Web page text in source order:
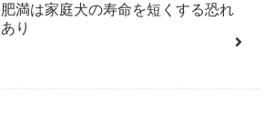
肥満は家庭犬の寿命を短くする恐れ
あり